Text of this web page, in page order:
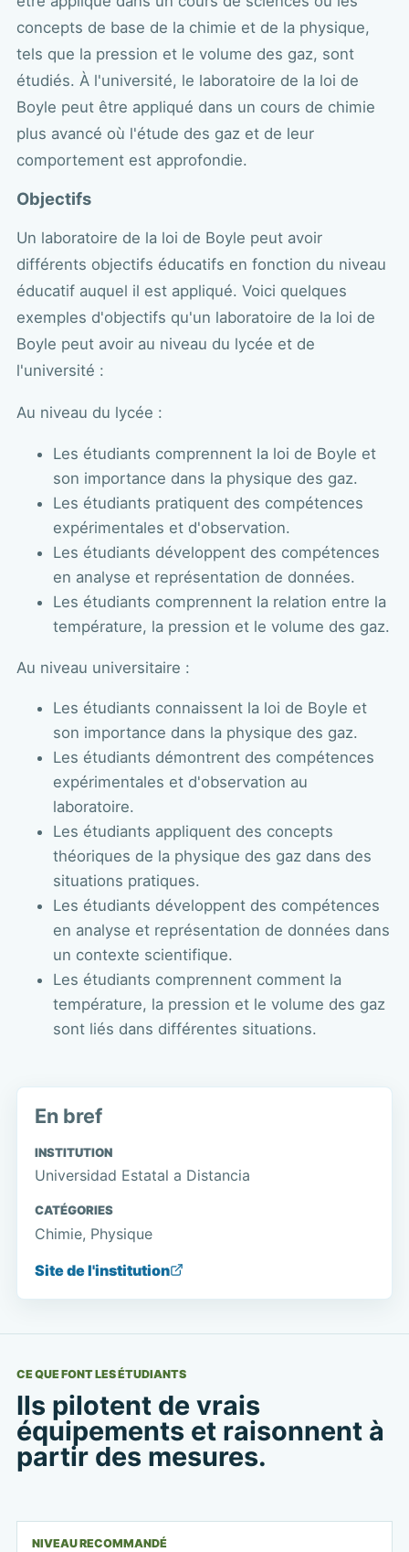
concepts de base de la chimie et de la physique,
tels que la pression et le volume des gaz, sont
étudiés. À l'université, le laboratoire de la loi de
Boyle peut être appliqué dans un cours de chimie
plus avancé où l'étude des gaz et de leur
comportement est approfondie.
Objectifs
Un laboratoire de la loi de Boyle peut avoir
différents objectifs éducatifs en fonction du niveau
éducatif auquel il est appliqué. Voici quelques
exemples d'objectifs qu'un laboratoire de la loi de
Boyle peut avoir au niveau du lycée et de
l'université :
Au niveau du lycée :
Les étudiants comprennent la loi de Boyle et
son importance dans la physique des gaz.
Les étudiants pratiquent des compétences
expérimentales et d'observation.
Les étudiants développent des compétences
en analyse et représentation de données.
Les étudiants comprennent la relation entre la
température, la pression et le volume des gaz.
Au niveau universitaire :
Les étudiants connaissent la loi de Boyle et
son importance dans la physique des gaz.
Les étudiants démontrent des compétences
expérimentales et d'observation au
laboratoire.
Les étudiants appliquent des concepts
théoriques de la physique des gaz dans des
situations pratiques.
Les étudiants développent des compétences
en analyse et représentation de données dans
un contexte scientifique.
Les étudiants comprennent comment la
température, la pression et le volume des gaz
sont liés dans différentes situations.
En bref
INSTITUTION
Universidad Estatal a Distancia
CATÉGORIES
Chimie, Physique
Site de l'institution
CE QUE FONT LES ÉTUDIANTS
Ils pilotent de vrais
équipements et raisonnent à
partir des mesures.
NIVEAU RECOMMANDÉ